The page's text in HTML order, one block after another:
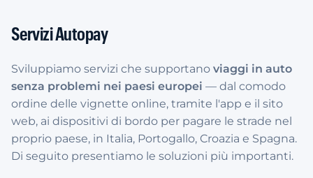
Servizi Autopay
Sviluppiamo servizi che supportano viaggi in auto
senza problemi nei paesi europei — dal comodo
ordine delle vignette online, tramite l'app e il sito
web, ai dispositivi di bordo per pagare le strade nel
proprio paese, in Italia, Portogallo, Croazia e Spagna.
Di seguito presentiamo le soluzioni più importanti.